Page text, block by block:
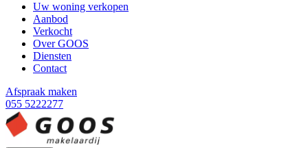
Uw woning verkopen
Aanbod
Verkocht
Over GOOS
Diensten
Contact
Afspraak maken
055 5222277